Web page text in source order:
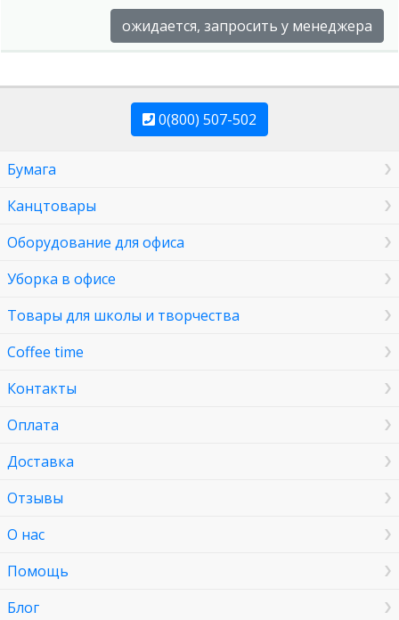
ожидается, запросить у менеджера
0(800) 507-502
Бумага
Канцтовары
Оборудование для офиса
Уборка в офисе
Товары для школы и творчества
Coffee time
Контакты
Оплата
Доставка
Отзывы
О нас
Помощь
Блог